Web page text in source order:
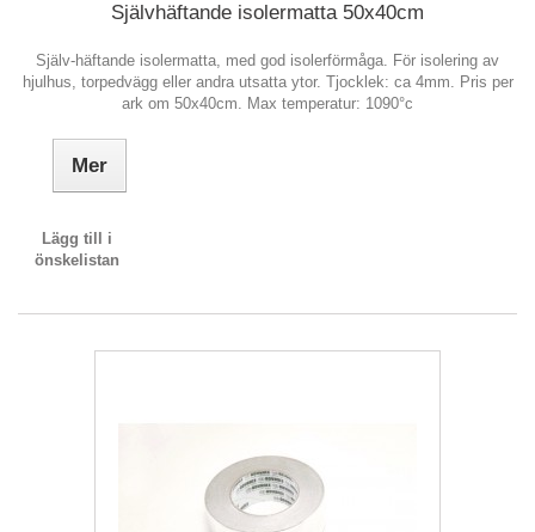
Självhäftande isolermatta 50x40cm
Själv-häftande isolermatta, med god isolerförmåga. För isolering av
hjulhus, torpedvägg eller andra utsatta ytor. Tjocklek: ca 4mm. Pris per
ark om 50x40cm. Max temperatur: 1090°c
Mer
Lägg till i
önskelistan